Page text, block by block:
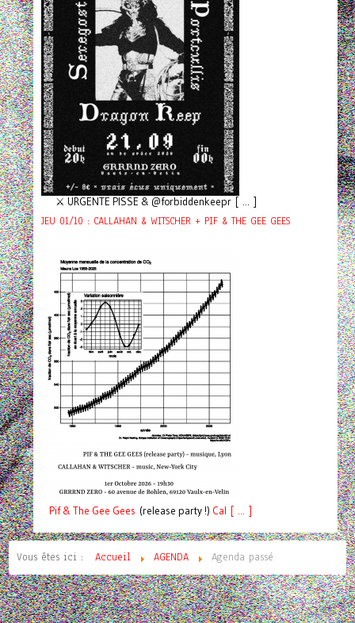
⚔️ URGENTE PISSE & @forbiddenkeepr [ ... ]
JEU 01/10 : CALLAHAN & WITSCHER + PIF & THE GEE GEES
Pif& The Gee Gees (release party !) Cal [ ... ]
Vous êtes ici : Accueil AGENDA Agenda passé